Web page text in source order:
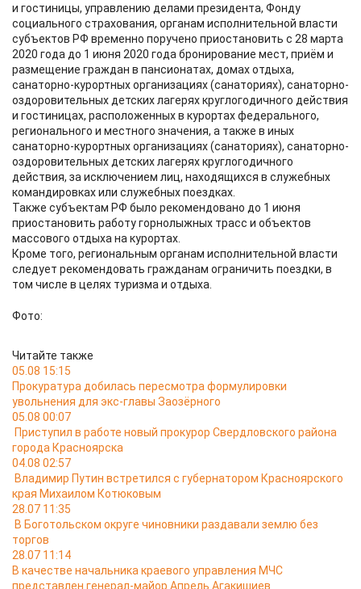
и гостиницы, управлению делами президента, Фонду
социального страхования, органам исполнительной власти
субъектов РФ временно поручено приостановить с 28 марта
2020 года до 1 июня 2020 года бронирование мест, приём и
размещение граждан в пансионатах, домах отдыха,
санаторно-курортных организациях (санаториях), санаторно-
оздоровительных детских лагерях круглогодичного действия
и гостиницах, расположенных в курортах федерального,
регионального и местного значения, а также в иных
санаторно-курортных организациях (санаториях), санаторно-
оздоровительных детских лагерях круглогодичного
действия, за исключением лиц, находящихся в служебных
командировках или служебных поездках.
Также субъектам РФ было рекомендовано до 1 июня
приостановить работу горнолыжных трасс и объектов
массового отдыха на курортах.
Кроме того, региональным органам исполнительной власти
следует рекомендовать гражданам ограничить поездки, в
том числе в целях туризма и отдыха.
Фото:
Читайте также
05.08 15:15
Прокуратура добилась пересмотра формулировки
увольнения для экс-главы Заозёрного
05.08 00:07
Приступил в работе новый прокурор Свердловского района
города Красноярска
04.08 02:57
Владимир Путин встретился с губернатором Красноярского
края Михаилом Котюковым
28.07 11:35
В Боготольском округе чиновники раздавали землю без
торгов
28.07 11:14
В качестве начальника краевого управления МЧС
представлен генерал-майор Апрель Агакишиев